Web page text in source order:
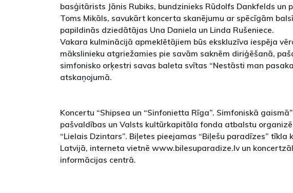
basģitārists Jānis Rubiks, bundzinieks Rūdolfs Dankfelds un
Toms Mikāls, savukārt koncerta skanējumu ar spēcīgām
papildinās dziedātājas Una Daniela un Linda Rušeniece.
Vakara kulminācijā apmeklētājiem būs ekskluzīva iespēja
mākslinieku atgriežamies pie savām saknēm diriģēšanā,
simfonisko orķestri savas baleta svītas “Nestāsti man
atskaņojumā.
Koncertu “Shipsea un “Sinfonietta Rīga”. Simfoniskā
pašvaldības un Valsts kultūrkapitāla fonda atbalstu organizē
“Lielais Dzintars”. Biļetes pieejamas “Biļešu paradīzes” tīkla
Latvijā, interneta vietnē www.bilesuparadize.lv un
informācijas centrā.